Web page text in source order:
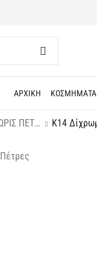
ΑΡΧΙΚΗ ΚΟΣΜΗΜΑΤΑ
ΧΩΡΙΣ ΠΕΤΡΕΣ